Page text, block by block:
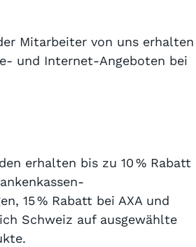
Mitarbeiter von uns erhalten
und Internet-Angeboten bei
erhalten bis zu 10 % Rabatt
15 % Rabatt bei AXA und
Schweiz auf ausgewählte